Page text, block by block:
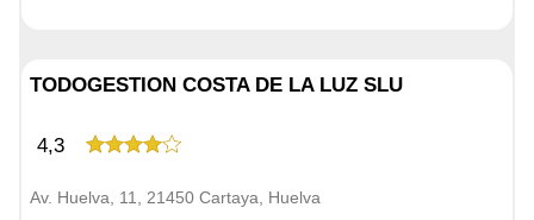
TODOGESTION COSTA DE LA LUZ SLU
4,3
Av. Huelva, 11, 21450 Cartaya, Huelva